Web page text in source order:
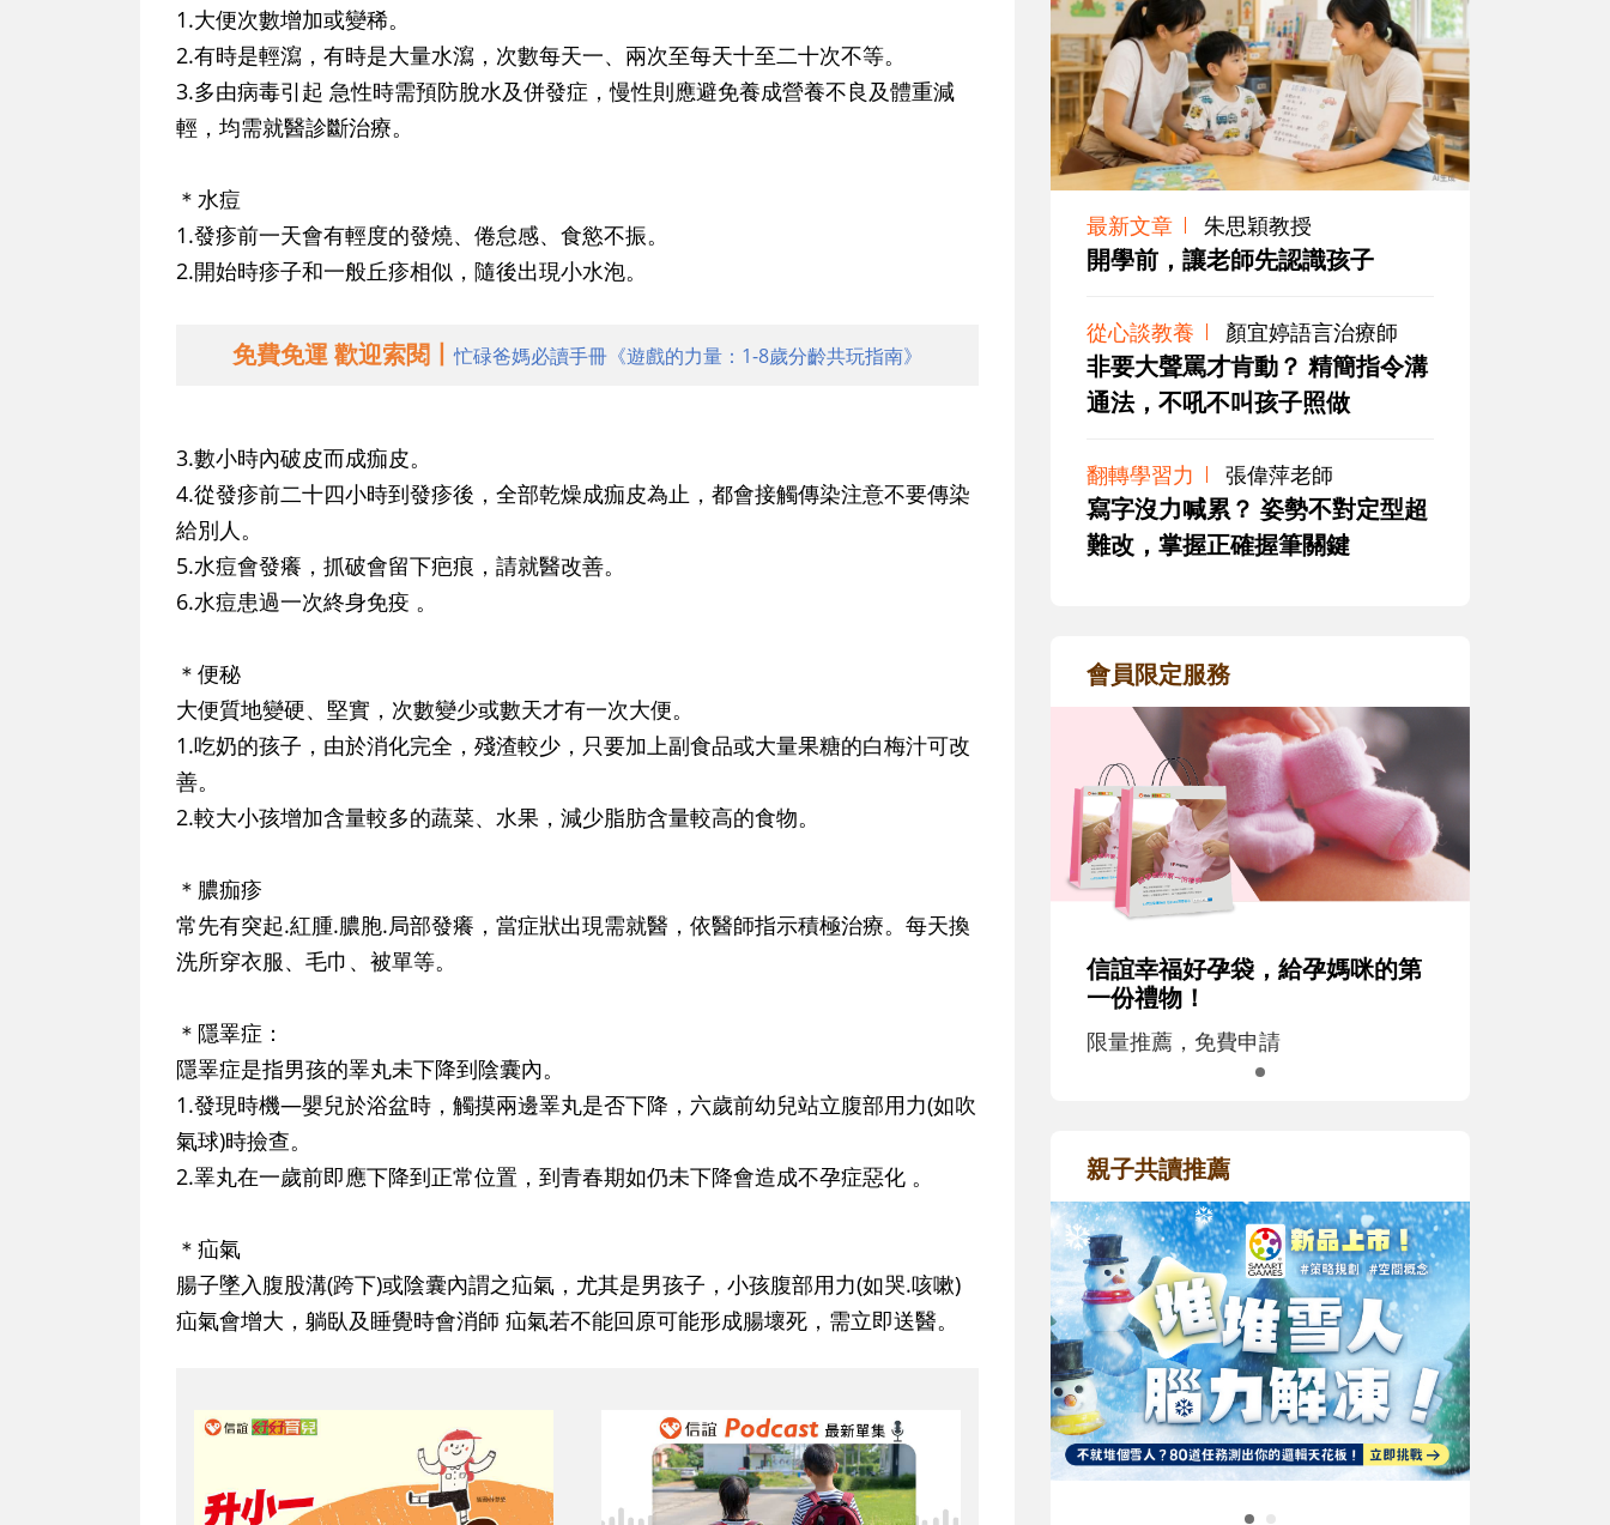
1.大便次數增加或變稀。
2.有時是輕瀉，有時是大量水瀉，次數每天一、兩次至每天十至二十次不等。
3.多由病毒引起 急性時需預防脫水及併發症，慢性則應避免養成營養不良及體重減
輕，均需就醫診斷治療。
＊水痘
1.發疹前一天會有輕度的發燒、倦怠感、食慾不振。
2.開始時疹子和一般丘疹相似，隨後出現小水泡。
免費免運 歡迎索閱丨忙碌爸媽必讀手冊《遊戲的力量：1-8歲分齡共玩指南》
3.數小時內破皮而成痂皮。
4.從發疹前二十四小時到發疹後，全部乾燥成痂皮為止，都會接觸傳染注意不要傳染
給別人。
5.水痘會發癢，抓破會留下疤痕，請就醫改善。
6.水痘患過一次終身免疫 。
＊便秘
大便質地變硬、堅實，次數變少或數天才有一次大便。
1.吃奶的孩子，由於消化完全，殘渣較少，只要加上副食品或大量果糖的白梅汁可改
善。
2.較大小孩增加含量較多的蔬菜、水果，減少脂肪含量較高的食物。
＊膿痂疹
常先有突起.紅腫.膿胞.局部發癢，當症狀出現需就醫，依醫師指示積極治療。每天換
洗所穿衣服、毛巾、被單等。
＊隱睪症 ：
隱睪症是指男孩的睪丸未下降到陰囊內。
1.發現時機—嬰兒於浴盆時，觸摸兩邊睪丸是否下降，六歲前幼兒站立腹部用力(如吹
氣球)時撿查。
2.睪丸在一歲前即應下降到正常位置，到青春期如仍未下降會造成不孕症惡化 。
＊疝氣
腸子墜入腹股溝(跨下)或陰囊內謂之疝氣，尤其是男孩子，小孩腹部用力(如哭.咳嗽)
疝氣會增大，躺臥及睡覺時會消師 疝氣若不能回原可能形成腸壞死，需立即送醫。
最新文章 朱思穎教授
開學前，讓老師先認識孩子
從心談教養 顏宜婷語言治療師
非要大聲罵才肯動？ 精簡指令溝
通法，不吼不叫孩子照做
翻轉學習力 張偉萍老師
寫字沒力喊累？ 姿勢不對定型超
難改，掌握正確握筆關鍵
會員限定服務
信誼幸福好孕袋，給孕媽咪的第
一份禮物！
限量推薦，免費申請
親子共讀推薦